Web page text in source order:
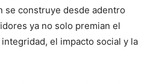
se construye desde adentro
ya no solo premian el
el impacto social y la